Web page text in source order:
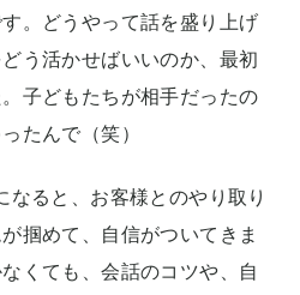
。どうやって話を盛り上げ
う活かせばいいのか、最初
子どもたちが相手だったの
たんで（笑）
なると、お客様とのやり取り
掴めて、自信がついてきま
くても、会話のコツや、自